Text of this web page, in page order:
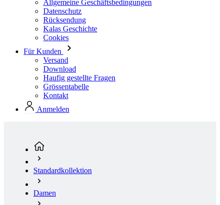
Für Kunden
Versand
Download
Haufig gestellte Fragen
Grössentabelle
Kontakt
Anmelden
Damen
Radsport
Trikots Kurzarm